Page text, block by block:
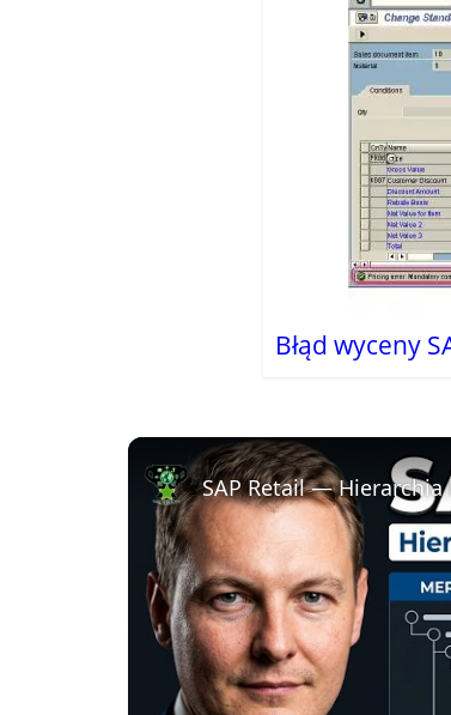
Błąd wyceny
SAP Retail — Hierarchia